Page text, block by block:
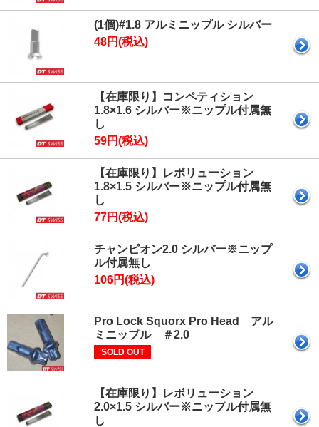
(1個)#1.8 アルミニップル シルバー
48円(税込)
【在庫限り】コンペティション
1.8×1.6 シルバー※ニップル付属無
し
59円(税込)
【在庫限り】レボリューション
1.8×1.5 シルバー※ニップル付属無
し
77円(税込)
チャンピオン2.0 シルバー※ニップ
ル付属無し
106円(税込)
Pro Lock Squorx Pro Head アル
ミニップル ＃2.0
SOLD OUT
【在庫限り】レボリューション
2.0×1.5 シルバー※ニップル付属無
し